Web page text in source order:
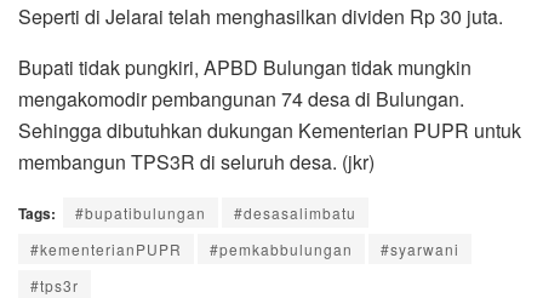
Seperti di Jelarai telah menghasilkan dividen Rp 30 juta.
Bupati tidak pungkiri, APBD Bulungan tidak mungkin
mengakomodir pembangunan 74 desa di Bulungan.
Sehingga dibutuhkan dukungan Kementerian PUPR untuk
membangun TPS3R di seluruh desa. (jkr)
Tags: #bupatibulungan
#desasalimbatu
#kementerianPUPR
#pemkabbulungan
#syarwani
#tps3r